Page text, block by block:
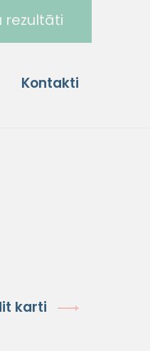
rezultāti
Kontakti
karti